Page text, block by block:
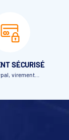
SÉCURISÉ
virement…